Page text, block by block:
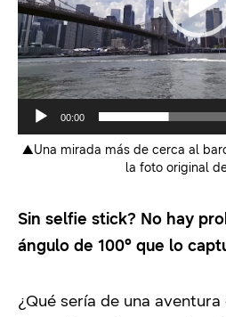
00:00
▲Una mirada más de cerca al
la foto original
Sin selfie stick? No hay
ángulo de 100° que lo
¿Qué sería de una